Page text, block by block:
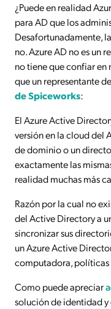
¿Puede en realidad
para AD que los
Desafortunadamente,
no. Azure AD no es un
no tiene que confiar en
que un representante
de Spiceworks:
El Azure Active
versión en la cloud del
de dominio o un
exactamente las
realidad muchas más
Razón por la cual no
del Active Directory a
sincronizar sus
un Azure Active
computadora, políticas
Como puede apreciar
solución de identidad